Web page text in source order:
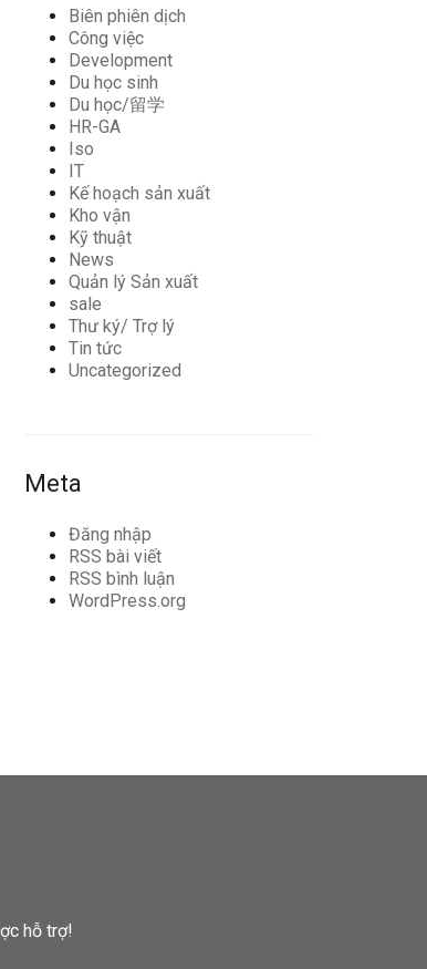
Biên phiên dịch
Công việc
Development
Du học sinh
Du học/留学
HR-GA
Iso
IT
Kế hoạch sản xuất
Kho vận
Kỹ thuật
News
Quản lý Sản xuất
sale
Thư ký/ Trợ lý
Tin tức
Uncategorized
Meta
Đăng nhập
RSS bài viết
RSS bình luận
WordPress.org
hỗ trợ!